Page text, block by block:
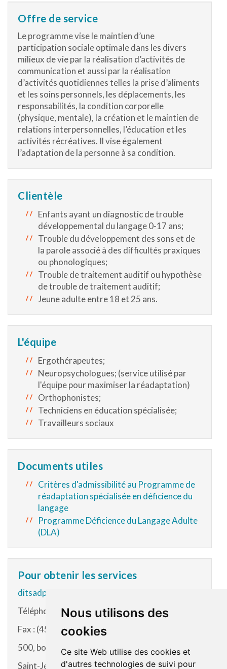
Nous utilisons des
cookies
Ce site Web utilise des cookies et
d'autres technologies de suivi pour
Offre de service
Le programme vise le maintien d’une
participation sociale optimale dans les divers
milieux de vie par la réalisation d’activités de
communication et aussi par la réalisation
d’activités quotidiennes telles la prise d’aliments
et les soins personnels, les déplacements, les
responsabilités, la condition corporelle
(physique, mentale), la création et le maintien de
relations interpersonnelles, l’éducation et les
activités récréatives. Il vise également
l’adaptation de la personne à sa condition.
Clientèle
Enfants ayant un diagnostic de trouble
développemental du langage 0-17 ans;
Trouble du développement des sons et de
la parole associé à des difficultés praxiques
ou phonologiques;
Trouble de traitement auditif ou hypothèse
de trouble de traitement auditif;
Jeune adulte entre 18 et 25 ans.
L'équipe
Ergothérapeutes;
Neuropsychologues; (service utilisé par
l'équipe pour maximiser la réadaptation)
Orthophonistes;
Techniciens en éducation spécialisée;
Travailleurs sociaux
Documents utiles
Critères d'admissibilité au Programme de
réadaptation spécialisée en déficience du
langage
Programme Déficience du Langage Adulte
(DLA)
Pour obtenir les services
ditsadp.cissslau@ssss.gouv.qc.ca
Téléphone : (450) 432-2777, poste 25465
Fax : (450) 560-9814
500, boul. des Laurentides, suite 1450
Saint-Jérôme (Qc) J7Z 4M2